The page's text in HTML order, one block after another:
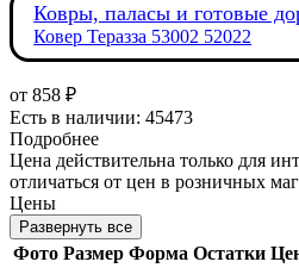
Ковры, паласы и готовые
Ковер Теразза 53002 52022
от 858 ₽
Есть в наличии: 45473
Подробнее
Цена действительна только для
отличаться от цен в розничных
Цены
Развернуть все
Фото Размер Форма Остатки